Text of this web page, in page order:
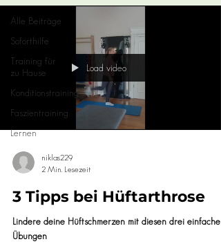
Alle Beiträge
Soforthilfe
Training für
zu Hause
Konditionstraining
Faszientraining
Lernen
Load video
niklas229
2 Min. Lesezeit
3 Tipps bei Hüftarthrose
Lindere deine Hüftschmerzen mit diesen drei einfachen
Übungen